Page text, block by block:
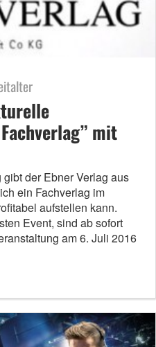
mit
der Ebner Verlag aus
ein Fachverlag im
aufstellen kann.
Event, sind ab sofort
am 6. Juli 2016